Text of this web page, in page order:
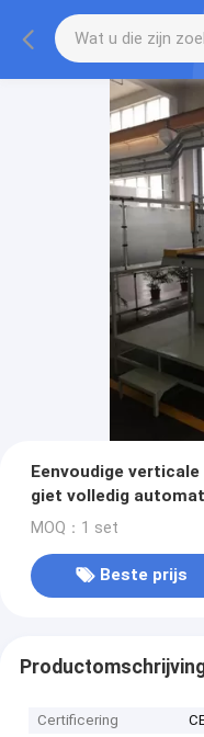
Eenvoudige
giet volledig
machine
MOQ：1 set
Beste prijs
Certificering